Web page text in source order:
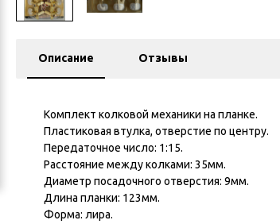
Описание Отзывы
Комплект колковой механики на планке.
Пластиковая втулка, отверстие по центру.
Передаточное число: 1:15.
Расстояние между колками: 35мм.
Диаметр посадочного отверстия: 9мм.
Длина планки: 123мм.
Форма: лира.